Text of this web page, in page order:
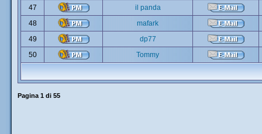
47
il panda
48
mafark
49
dp77
50
Tommy
Pagina 1 di 55